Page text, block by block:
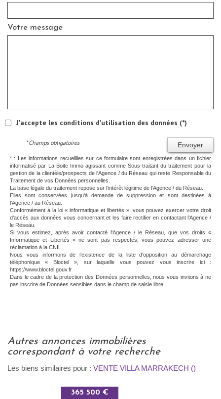
Votre message
J'accepte les conditions d'utilisation des données (*)
Envoyer
* Champs obligatoires
* : Les informations recueillies sur ce formulaire sont enregistrées dans un fichier
informatisé par La Boite Immo agissant comme Sous-traitant du traitement pour la
gestion de la clientèle/prospects de l'Agence / du Réseau qui reste Responsable du
Traitement de vos Données personnelles.
La base légale du traitement repose sur l’intérêt légitime de l'Agence / du Réseau.
Elles sont conservées jusqu'à demande de suppression et sont destinées à
l'Agence / au Réseau.
Conformément à la loi « informatique et libertés », vous pouvez exercer votre droit
d'accès aux données vous concernant et les faire rectifier en contactant l'Agence /
le Réseau.
Si vous estimez, après avoir contacté l'Agence / le Réseau, que vos droits «
Informatique et Libertés » ne sont pas respectés, vous pouvez adresser une
réclamation à la CNIL.
Nous vous informons de l’existence de la liste d'opposition au démarchage
téléphonique « Bloctel », sur laquelle vous pouvez vous inscrire ici :
https://www.bloctel.gouv.fr
Dans le cadre de la protection des Données personnelles, nous vous invitons à ne
pas inscrire de Données sensibles dans le champ de saisie libre
autres annonces immobilières
correspondant à votre recherche
Les biens similaires pour : VENTE VILLA MARRAKECH ()
365 500 €